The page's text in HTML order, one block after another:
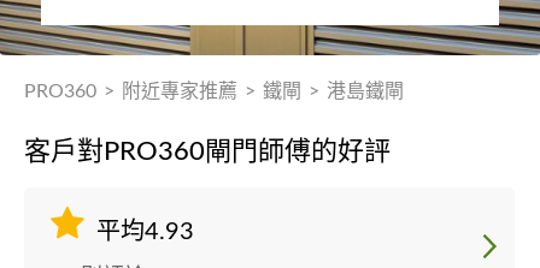
PRO360 > 附近專家推薦 > 鐵閘 > 港島鐵閘
客戶對PRO360閘門師傅的好評
平均4.93